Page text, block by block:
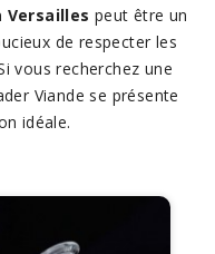
Versailles peut être un
de respecter les
vous recherchez une
Viande se présente
idéale.